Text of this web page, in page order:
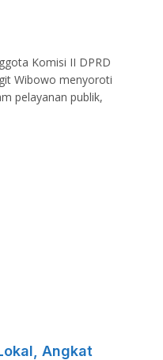
Komisi II DPRD
Wibowo menyoroti
pelayanan publik,
Angkat